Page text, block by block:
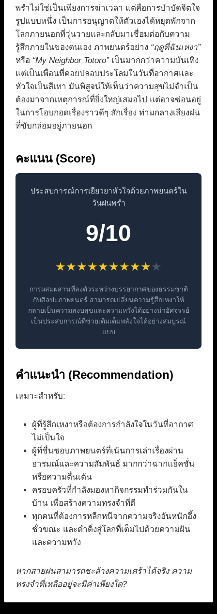
พรำไม่ใช่เป็นเพียงการฆ่าเวลา แต่คือการบำบัดจิตใจ
รูปแบบหนึ่ง เป็นการอนุญาตให้ตัวเองได้หยุดพักจาก
โลกภายนอกที่วุ่นวายและกลับมาเชื่อมต่อกับความ
รู้สึกภายในของตนเอง ภาพยนตร์อย่าง “ฤดูที่ฉันเหงา”
หรือ “My Neighbor Totoro”เป็นมากกว่าความบันเทิง
แต่เป็นเพื่อนที่คอยปลอบประโลมในวันที่อากาศและ
หัวใจเป็นสีเทา มันพิสูจน์ให้เห็นว่าความสุขไม่จำเป็น
ต้องมาจากเหตุการณ์ที่ยิ่งใหญ่เสมอไป แต่อาจซ่อนอยู่
ในการโอบกอดเรื่องราวดีๆ สักเรื่อง ท่ามกลางเสียงฝน
ที่ขับกล่อมอยู่ภายนอก
คะแนน (Score)
ประสบการณ์การเยียวยาหัวใจด้วยภาพยนตร์ใน
วันฝนพรำ
9/10
★★★★★★★★★★
การผสมผสานที่ลงตัวระหว่างบรรยากาศของธรรมชาติ
กับศิลปะภาพยนตร์ สามารถเปลี่ยนความรู้สึกเหงาให้
กลายเป็นความสงบสุขและความหวังได้อย่างน่าอัศจรรย์
เป็นประสบการณ์ที่ช่วยเติมเต็มพลังใจได้อย่างสมบูรณ์
แบบ
คำแนะนำ (Recommendation)
เหมาะสำหรับ:
ผู้ที่รู้สึกเหงาหรือต้องการกำลังใจในวันที่อากาศ
ไม่เป็นใจ
ผู้ที่ชื่นชอบภาพยนตร์ที่เน้นการเล่าเรื่องผ่าน
อารมณ์และความสัมพันธ์ มากกว่าฉากแอ็คชั่น
หรือความตื่นเต้น
ครอบครัวที่กำลังมองหากิจกรรมทำร่วมกันใน
บ้าน เพื่อสร้างความทรงจำที่ดี
ทุกคนที่ต้องการหลีกหนีจากความจริงอันหนักอึ้ง
ชั่วขณะ และดำดิ่งสู่โลกที่เต็มไปด้วยความฝัน
และความหวัง
หากสายฝนสามารถชะล้างความเศร้าได้จริง ความ
ทรงจำที่เหลืออยู่จะมีค่าเพียงใด?